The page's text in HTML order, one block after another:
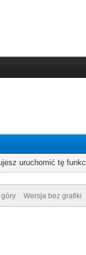
uruchomić tę
góry Wersja bez grafiki